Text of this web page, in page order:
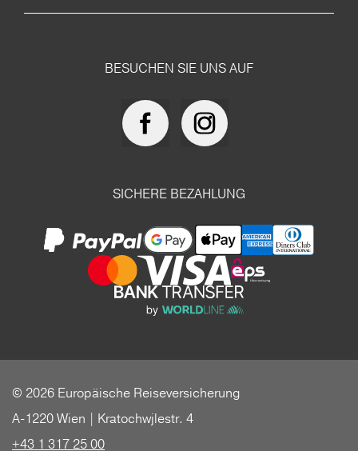
BESUCHEN SIE UNS AUF
SICHERE BEZAHLUNG
© 2026 Europäische Reiseversicherung
A-1220 Wien | Kratochwjlestr. 4
+43 1 317 25 00